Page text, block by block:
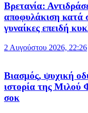
Βρετανία:
αποφυλάκιση κατά
γυναίκες επειδή
2 Αυγούστου 2026, 22:26
Βιασμός, ψυχική
ιστορία της Μιλού
σοκ